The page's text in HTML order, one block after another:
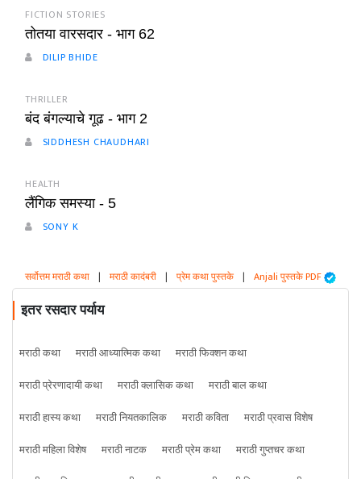
FICTION STORIES
तोतया वारसदार - भाग 62
DILIP BHIDE
THRILLER
बंद बंगल्याचे गूढ - भाग 2
SIDDHESH CHAUDHARI
HEALTH
लैंगिक समस्या - 5
SONY K
सर्वोत्तम मराठी कथा | मराठी कादंबरी | प्रेम कथा पुस्तके | Anjali पुस्तके PDF
इतर रसदार पर्याय
मराठी कथा मराठी आध्यात्मिक कथा
मराठी फिक्शन कथा
मराठी प्रेरणादायी कथा
मराठी क्लासिक कथा
मराठी बाल कथा
मराठी हास्य कथा
मराठी नियतकालिक मराठी कविता
मराठी प्रवास विशेष
मराठी महिला विशेष
मराठी नाटक मराठी प्रेम कथा
मराठी गुप्तचर कथा